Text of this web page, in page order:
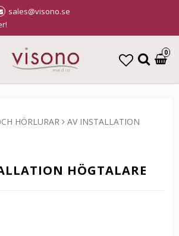
sales@visono.se
0
HÖRLURAR
AV INSTALLATION
HÖGTALARE